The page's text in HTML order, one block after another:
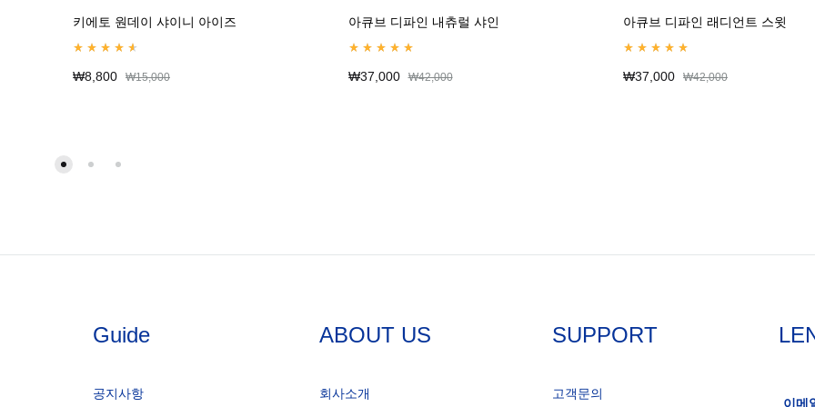
키에토 원데이 샤이니 아이즈
₩8,800 ₩15,000
아큐브 디파인 내츄럴 샤인
₩37,000 ₩42,000
아큐브 디파인 래디언트 스윗
₩37,000 ₩42,000
Guide
공지사항
ABOUT US
회사소개
SUPPORT
고객문의
이메